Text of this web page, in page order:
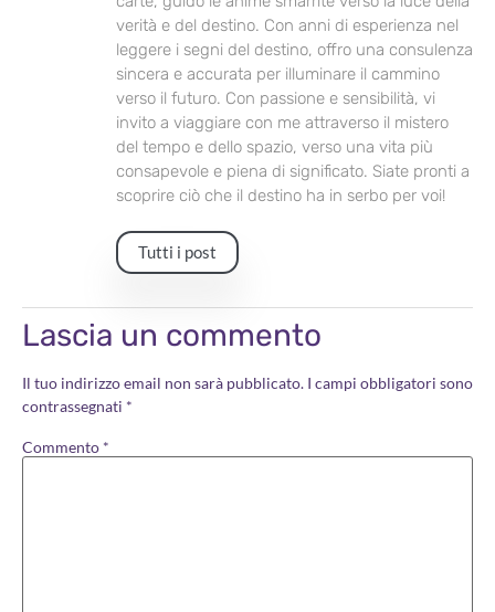
verità e del destino. Con anni di esperienza nel
leggere i segni del destino, offro una consulenza
sincera e accurata per illuminare il cammino
verso il futuro. Con passione e sensibilità, vi
invito a viaggiare con me attraverso il mistero
del tempo e dello spazio, verso una vita più
consapevole e piena di significato. Siate pronti a
scoprire ciò che il destino ha in serbo per voi!
Tutti i post
Lascia un commento
Il tuo indirizzo email non sarà pubblicato. I campi obbligatori sono
contrassegnati *
Commento *